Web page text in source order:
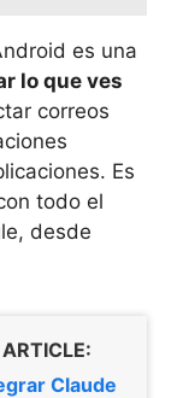
es una
lo que ves
correos
Es
todo el
desde
Claude